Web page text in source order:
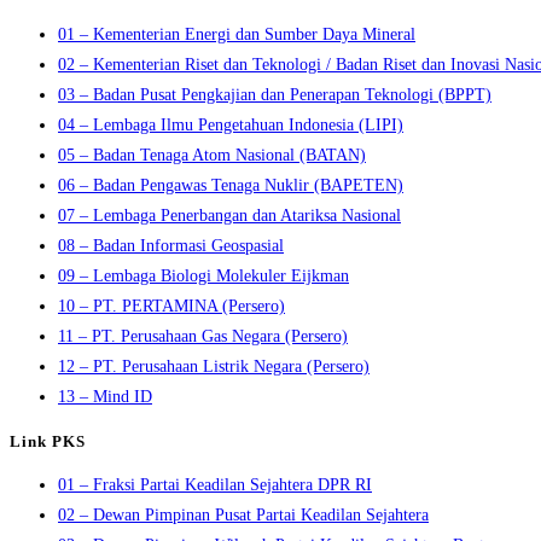
01 – Kementerian Energi dan Sumber Daya Mineral
02 – Kementerian Riset dan Teknologi / Badan Riset dan Inovasi
03 – Badan Pusat Pengkajian dan Penerapan Teknologi (BPPT)
04 – Lembaga Ilmu Pengetahuan Indonesia (LIPI)
05 – Badan Tenaga Atom Nasional (BATAN)
06 – Badan Pengawas Tenaga Nuklir (BAPETEN)
07 – Lembaga Penerbangan dan Atariksa Nasional
08 – Badan Informasi Geospasial
09 – Lembaga Biologi Molekuler Eijkman
10 – PT. PERTAMINA (Persero)
11 – PT. Perusahaan Gas Negara (Persero)
12 – PT. Perusahaan Listrik Negara (Persero)
13 – Mind ID
Link PKS
01 – Fraksi Partai Keadilan Sejahtera DPR RI
02 – Dewan Pimpinan Pusat Partai Keadilan Sejahtera